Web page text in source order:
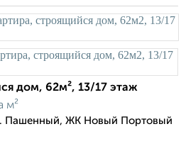
дом, 62м², 13/17 этаж
м²
Пашенный, ЖК Новый Портовый